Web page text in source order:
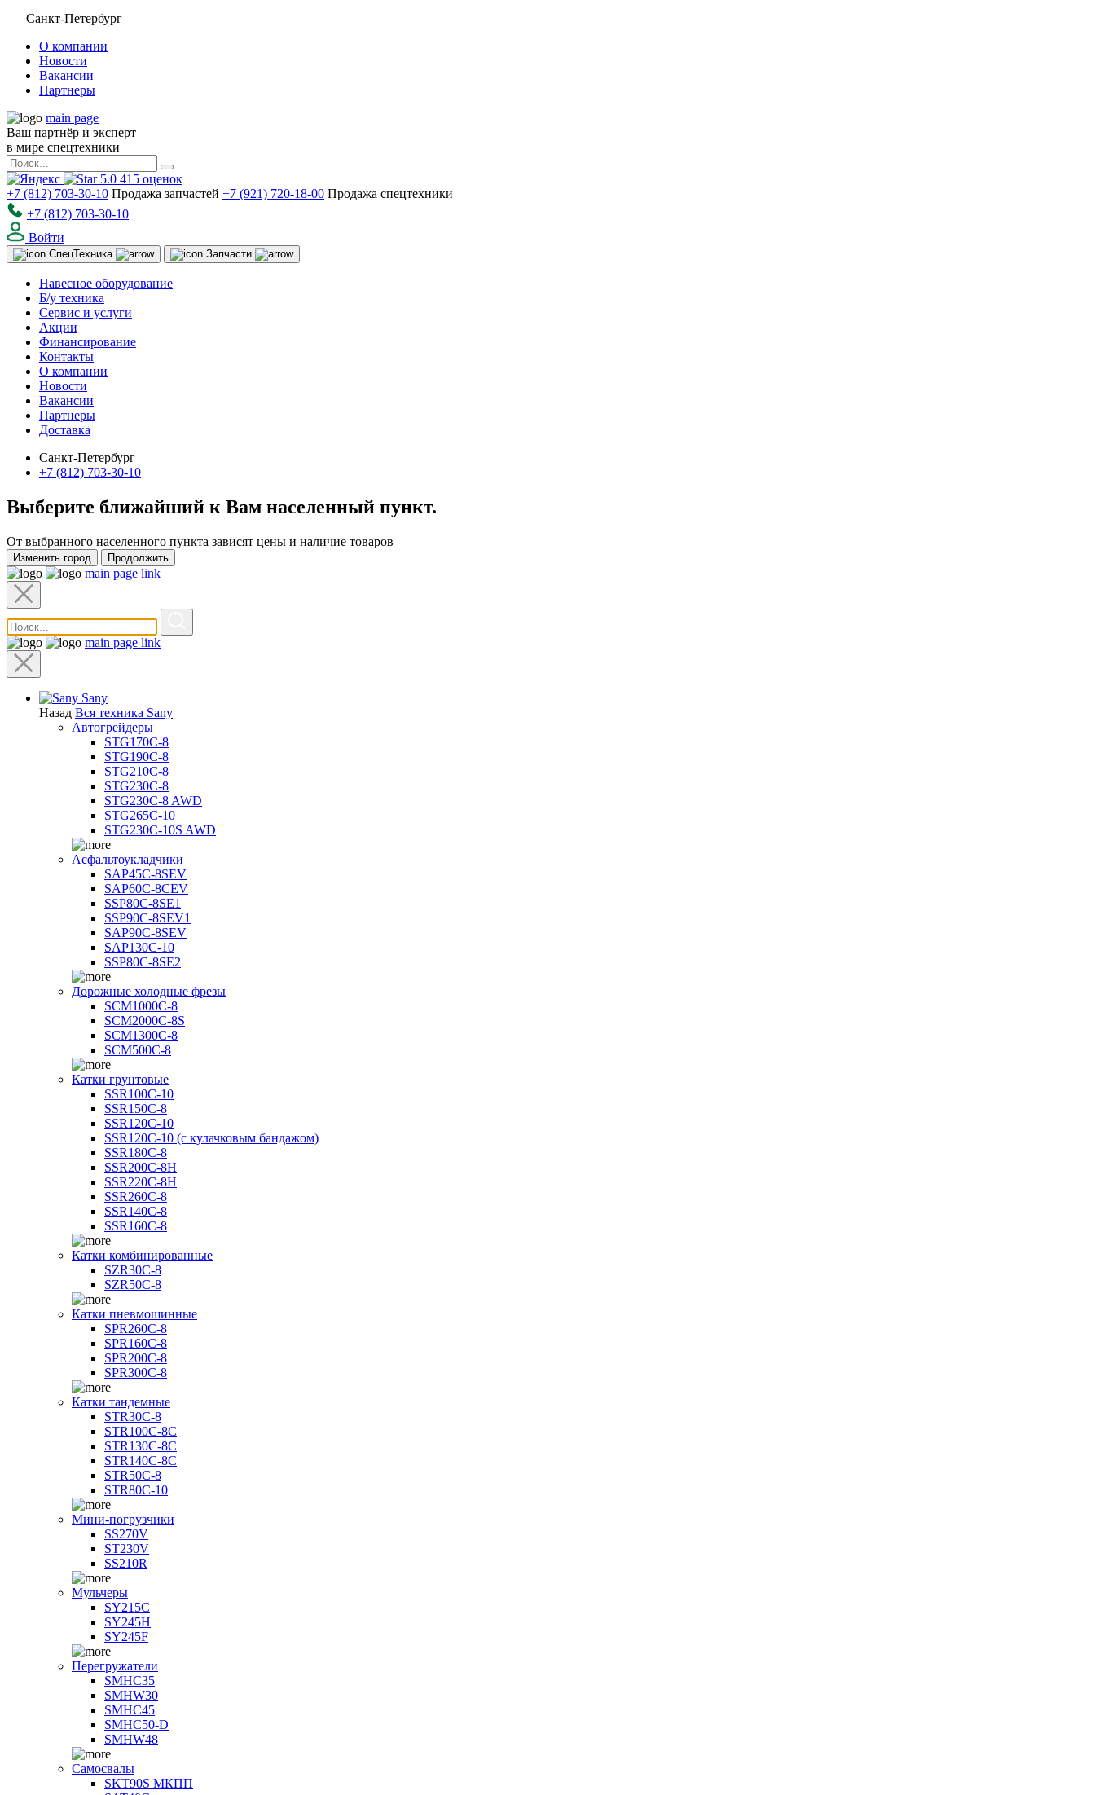
Санкт-Петербург
О компании
Новости
Вакансии
Партнеры
main page
Ваш партнёр и эксперт
в мире спецтехники
5.0 415 оценок
+7 (812) 703-30-10 Продажа запчастей +7 (921) 720-18-00 Продажа спецтехники
+7 (812) 703-30-10
Войти
СпецТехника Запчасти
Навесное оборудование
Б/у техника
Сервис и услуги
Акции
Финансирование
Контакты
О компании
Новости
Вакансии
Партнеры
Доставка
Санкт-Петербург
+7 (812) 703-30-10
Выберите ближайший к Вам населенный пункт.
От выбранного населенного пункта зависят цены и наличие товаров
Изменить город Продолжить
main page link
main page link
Sany
Назад Вся техника Sany
Автогрейдеры
STG170C-8
STG190C-8
STG210C-8
STG230C-8
STG230C-8 AWD
STG265C-10
STG230C-10S AWD
Асфальтоукладчики
SAP45С-8SEV
SAP60C-8CEV
SSP80C-8SE1
SSP90C-8SEV1
SAP90C-8SEV
SAP130C-10
SSP80C-8SE2
Дорожные холодные фрезы
SCM1000C-8
SCM2000C-8S
SCM1300C-8
SCM500C-8
Катки грунтовые
SSR100C-10
SSR150C-8
SSR120C-10
SSR120C-10 (с кулачковым бандажом)
SSR180C-8
SSR200C-8H
SSR220C-8H
SSR260C-8
SSR140C-8
SSR160C-8
Катки комбинированные
SZR30C-8
SZR50C-8
Катки пневмошинные
SPR260C-8
SPR160C-8
SPR200C-8
SPR300C-8
Катки тандемные
STR30C-8
STR100C-8С
STR130C-8С
STR140C-8С
STR50C-8
STR80C-10
Мини-погрузчики
SS270V
ST230V
SS210R
Мульчеры
SY215C
SY245H
SY245F
Перегружатели
SMHC35
SMHW30
SMHC45
SMHC50-D
SMHW48
Самосвалы
SKT90S МКПП